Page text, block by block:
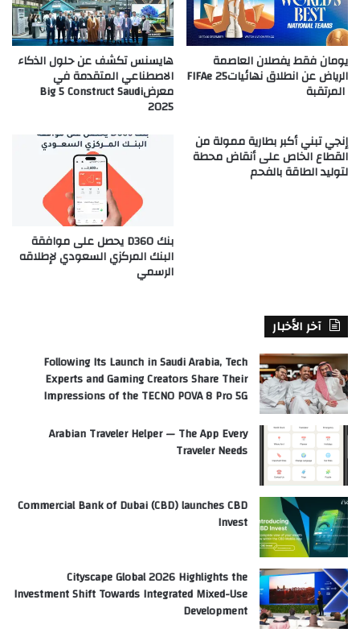
يومان فقط يفصلان العاصمة
الرياض عن انطلاق نهائياتFIFAe 25
المرتقبة
هايسنس تكشف عن حلول الذكاء
الاصطناعي المتقدمة في
معرضBig 5 Construct Saudi
2025
إنجي تبني أكبر بطارية ممولة من
القطاع الخاص على أنقاض محطة
لتوليد الطاقة بالفحم
بنك D360 يحصل على موافقة
البنك المركزي السعودي لإطلاقه
الرسمي
آخر الأخبار
Following Its Launch in Saudi Arabia, Tech
Experts and Gaming Creators Share Their
Impressions of the TECNO POVA 8 Pro 5G
Arabian Traveler Helper — The App Every
Traveler Needs
Commercial Bank of Dubai (CBD) launches CBD
Invest
Cityscape Global 2026 Highlights the
Investment Shift Towards Integrated Mixed-Use
Development